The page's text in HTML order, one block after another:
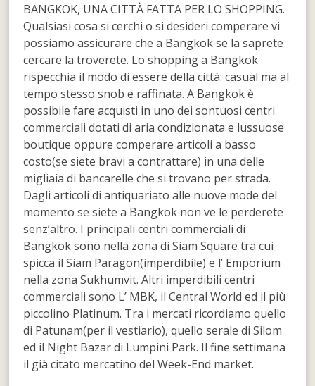
BANGKOK, UNA CITTÀ FATTA PER LO SHOPPING.
Qualsiasi cosa si cerchi o si desideri comperare vi
possiamo assicurare che a Bangkok se la saprete
cercare la troverete. Lo shopping a Bangkok
rispecchia il modo di essere della città: casual ma al
tempo stesso snob e raffinata. A Bangkok è
possibile fare acquisti in uno dei sontuosi centri
commerciali dotati di aria condizionata e lussuose
boutique oppure comperare articoli a basso
costo(se siete bravi a contrattare) in una delle
migliaia di bancarelle che si trovano per strada.
Dagli articoli di antiquariato alle nuove mode del
momento se siete a Bangkok non ve le perderete
senz’altro. I principali centri commerciali di
Bangkok sono nella zona di Siam Square tra cui
spicca il Siam Paragon(imperdibile) e l’ Emporium
nella zona Sukhumvit. Altri imperdibili centri
commerciali sono L’ MBK, il Central World ed il più
piccolino Platinum. Tra i mercati ricordiamo quello
di Patunam(per il vestiario), quello serale di Silom
ed il Night Bazar di Lumpini Park. Il fine settimana
il già citato mercatino del Week-End market.